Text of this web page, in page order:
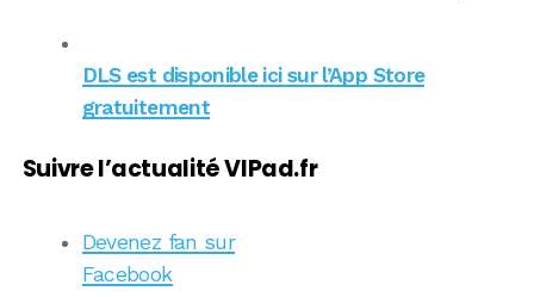
DLS est disponible ici sur l’App Store
gratuitement
Suivre l’actualité VIPad.fr
Devenez fan sur
Facebook